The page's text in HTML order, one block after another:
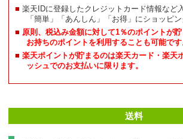
楽天IDに登録したクレジットカード情報など
「簡単」「あんしん」「お得」にショッピン
原則、税込み金額に対して1％のポイントが
お持ちのポイントを利用することも可能です
楽天ポイントが貯まるのは楽天カード・楽天
ッシュでのお支払いに限ります。
送料